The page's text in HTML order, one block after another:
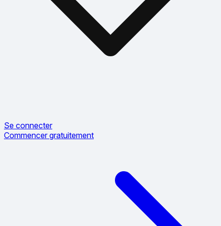
Se connecter
Commencer gratuitement